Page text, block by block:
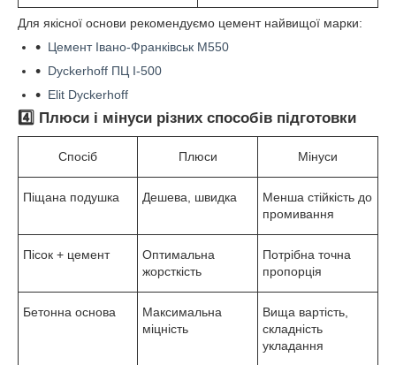
Для якісної основи рекомендуємо цемент найвищої марки:
Цемент Івано-Франківськ М550
Dyckerhoff ПЦ І-500
Elit Dyckerhoff
4️⃣ Плюси і мінуси різних способів підготовки
Спосіб Плюси Мінуси
Піщана подушка Дешева, швидка
Менша стійкість до
промивання
Пісок + цемент
Оптимальна
жорсткість
Потрібна точна
пропорція
Бетонна основа
Максимальна
міцність
Вища вартість,
складність
укладання